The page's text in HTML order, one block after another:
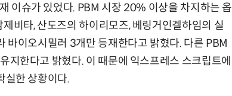
이슈가 있었다. PBM 시장 20% 이상을 차지하는 옵
비타, 산도즈의 하이리모즈, 베링거인겔하임의 실
바이오시밀러 3개만 등재한다고 밝혔다. 다른 PBM
지한다고 밝혔다. 이 때문에 익스프레스 스크립트에
실한 상황이다.